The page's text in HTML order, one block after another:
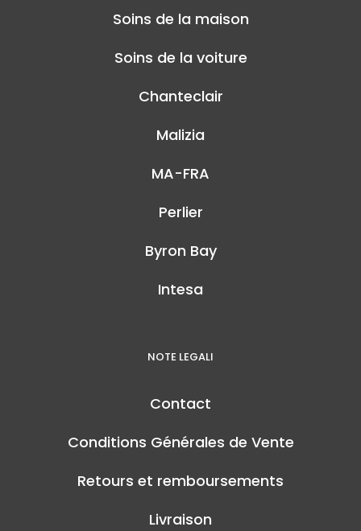
Soins de la maison
Soins de la voiture
Chanteclair
Malizia
MA-FRA
Perlier
Byron Bay
Intesa
NOTE LEGALI
Contact
Conditions Générales de Vente
Retours et remboursements
Livraison